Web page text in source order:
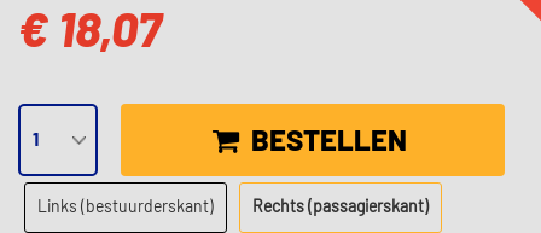
€ 18,07
BESTELLEN
Links (bestuurderskant) Rechts (passagierskant)